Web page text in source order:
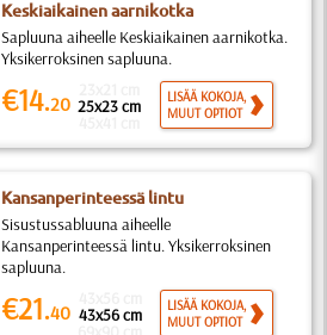
Keskiaikainen aarnikotka
Sapluuna aiheelle Keskiaikainen aarnikotka.
Yksikerroksinen sapluuna.
€14.20 25x23 cm
LISÄÄ KOKOJA,
MUUT OPTIOT
Kansanperinteessä lintu
Sisustussabluuna aiheelle
Kansanperinteessä lintu. Yksikerroksinen
sapluuna.
€21.40 43x56 cm
LISÄÄ KOKOJA,
MUUT OPTIOT